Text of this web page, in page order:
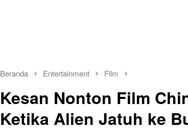
Beranda Entertainment Film
Kesan Nonton Film
Ketika Alien Jatuh ke